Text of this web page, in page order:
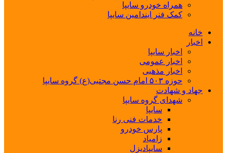
همراه خودرو سایپا
کمک فنر ایندامین سایپا
خانه
اخبار
اخبار سایپا
اخبار عمومی
اخبار مذهبی
حوزه ۵۰۳ امام حسن مجتبی(ع) گروه سایپا
جهاد و شهادت
شهدای گروه سایپا
سایپا
خدمات فنی رنا
پارس خودرو
زامیاد
سایپادیزل